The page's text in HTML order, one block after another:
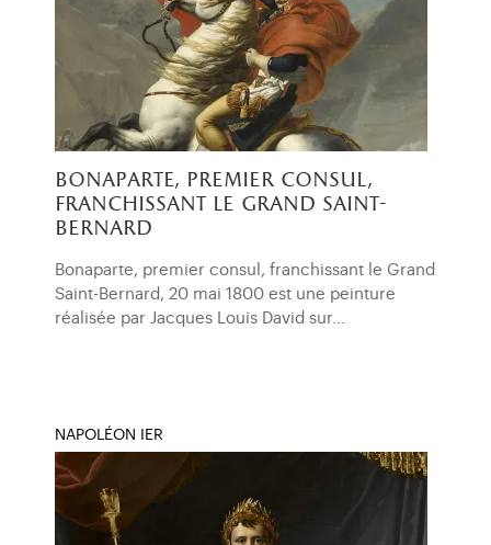
bonaparte, premier consul,
franchissant le grand saint-
bernard
Bonaparte, premier consul, franchissant le Grand
Saint-Bernard, 20 mai 1800 est une peinture
réalisée par Jacques Louis David sur…
NAPOLÉON IER